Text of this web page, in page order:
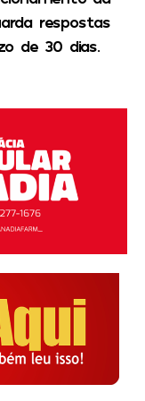
respostas
de 30 dias.